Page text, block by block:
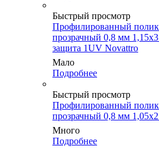
Быстрый просмотр
Профилированный
прозрачный 0,8 мм
защита 1UV Novattro
Мало
Подробнее
Быстрый просмотр
Профилированный
прозрачный 0,8 мм
Много
Подробнее